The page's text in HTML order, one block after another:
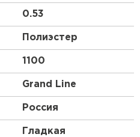
0.53
Полиэстер
1100
Grand Line
Россия
Гладкая